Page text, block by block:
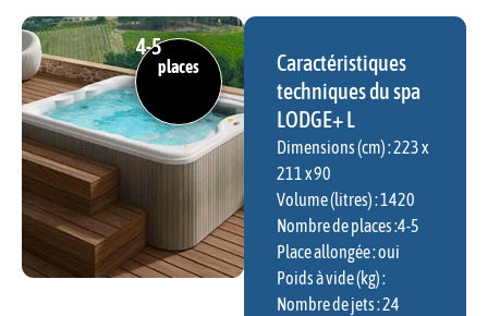
4-5
places
Caractéristiques
techniques du spa
LODGE+ L
Dimensions (cm) : 223 x
211 x 90
Volume (litres) : 1420
Nombre de places :4-5
Place allongée : oui
Poids à vide (kg) :
Nombre de jets : 24